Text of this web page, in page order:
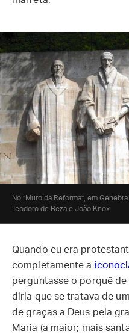
No “Muro da Reforma”, em
Teodoro de Beza e João Knox.
Quando eu era
completamente a
perguntasse o porquê
diria que se tratava de
de graças a Deus pela
Maria (a maior; mais